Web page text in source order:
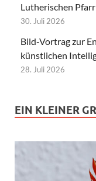
Lutherischen
30. Juli 2026
Bild-Vortrag zur
künstlichen
28. Juli 2026
EIN KLEINER